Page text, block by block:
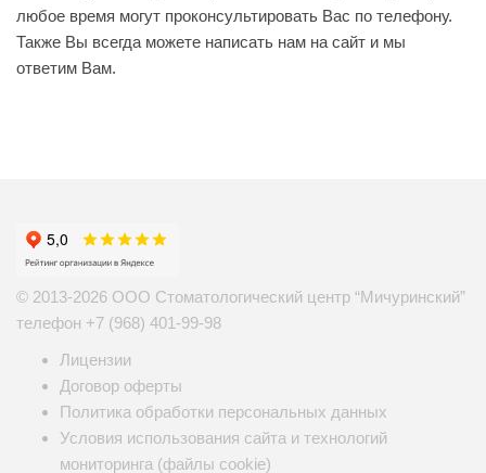
любое время могут проконсультировать Вас по телефону.
Также Вы всегда можете написать нам на сайт и мы
ответим Вам.
© 2013-2026 ООО Стоматологический центр “Мичуринский”
телефон +7 (968) 401-99-98
Лицензии
Договор оферты
Политика обработки персональных данных
Условия использования сайта и технологий
мониторинга (файлы cookie)